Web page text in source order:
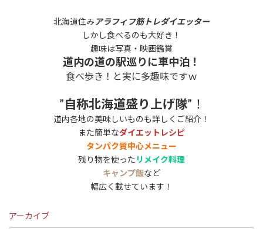
北海道住み アラフィフ筋トレダイエッター
しかし食べるのも大好き！
趣味は写真・映画鑑賞
道内の道の駅巡りに車中泊！
食べ歩き！と実に多趣味ですｗ
”自称北海道盛り上げ隊”！
道内各地の美味しいものも詳しくご紹介！
また簡単なダイエットレシピ
タンパク質中心メニュー
残り物を使った リメイク料理
キャンプ飯など
幅広く載せています！
アーカイブ